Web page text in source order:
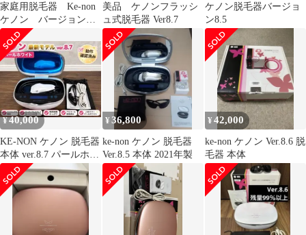
家庭用脱毛器 Ke-non
ケノン バージョン
Ver8.7 ストロング付
き
美品 ケノンフラッシ
ュ式脱毛器 Ver8.7
ケノン脱毛器バージョ
ン8.5
¥40,000
KE-NON ケノン 脱毛器
本体 ver.8.7 パールホワ
イト
¥36,800
ke-non ケノン 脱毛器
Ver.8.5 本体 2021年製
¥42,000
ke-non ケノン Ver.8.6 脱
毛器 本体